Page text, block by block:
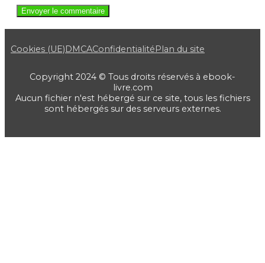
Cookies (UE)DMCAConfidentialitéPlan du site
Copyright 2024 © Tous droits réservés à ebook-
livre.com
Aucun fichier n'est hébergé sur ce site, tous les fichiers
sont hébergés sur des serveurs externes.